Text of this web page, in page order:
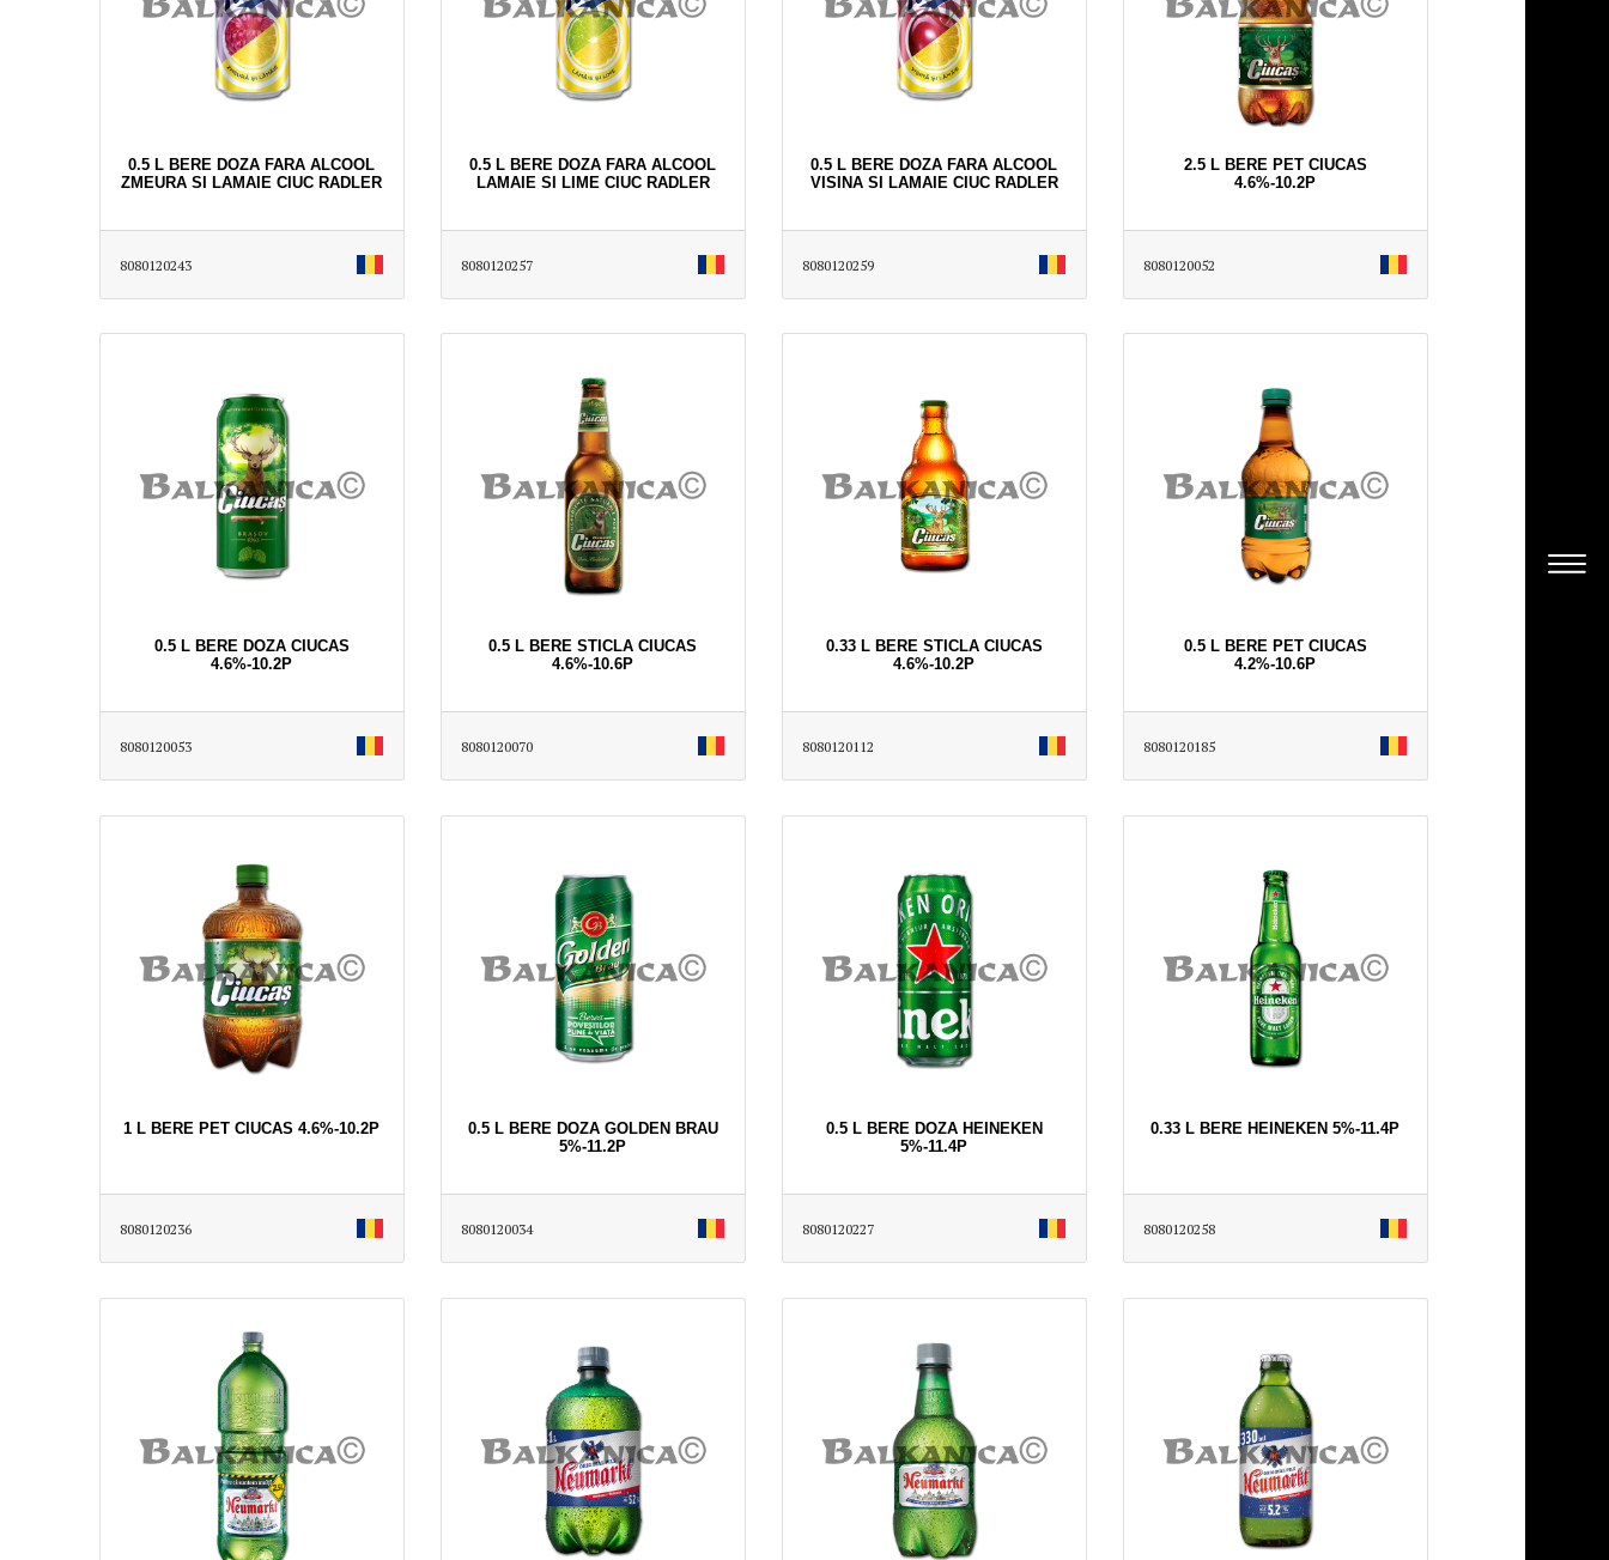
0.5 L BERE DOZA FARA ALCOOL
ZMEURA SI LAMAIE CIUC RADLER
8080120243
0.5 L BERE DOZA FARA ALCOOL
LAMAIE SI LIME CIUC RADLER
8080120257
0.5 L BERE DOZA FARA ALCOOL
VISINA SI LAMAIE CIUC RADLER
8080120259
2.5 L BERE PET CIUCAS
4.6%-10.2P
8080120052
0.5 L BERE DOZA CIUCAS
4.6%-10.2P
8080120053
0.5 L BERE STICLA CIUCAS
4.6%-10.6P
8080120070
0.33 L BERE STICLA CIUCAS
4.6%-10.2P
8080120112
0.5 L BERE PET CIUCAS
4.2%-10.6P
8080120185
1 L BERE PET CIUCAS 4.6%-10.2P
8080120236
0.5 L BERE DOZA GOLDEN BRAU
5%-11.2P
8080120034
0.5 L BERE DOZA HEINEKEN
5%-11.4P
8080120227
0.33 L BERE HEINEKEN 5%-11.4P
8080120258